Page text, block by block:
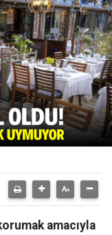
amacıyla